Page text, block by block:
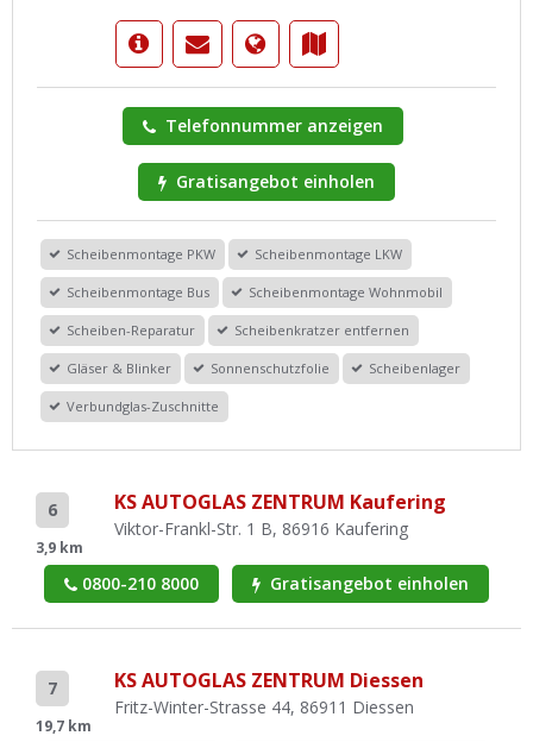
Telefonnummer anzeigen
Gratisangebot einholen
Scheibenmontage PKW Scheibenmontage LKW
Scheibenmontage Bus Scheibenmontage Wohnmobil
Scheiben-Reparatur Scheibenkratzer entfernen
Gläser & Blinker Sonnenschutzfolie Scheibenlager
Verbundglas-Zuschnitte
6
3,9 km
KS AUTOGLAS ZENTRUM Kaufering
Viktor-Frankl-Str. 1 B, 86916 Kaufering
0800-210 8000 Gratisangebot einholen
7
19,7 km
KS AUTOGLAS ZENTRUM Diessen
Fritz-Winter-Strasse 44, 86911 Diessen